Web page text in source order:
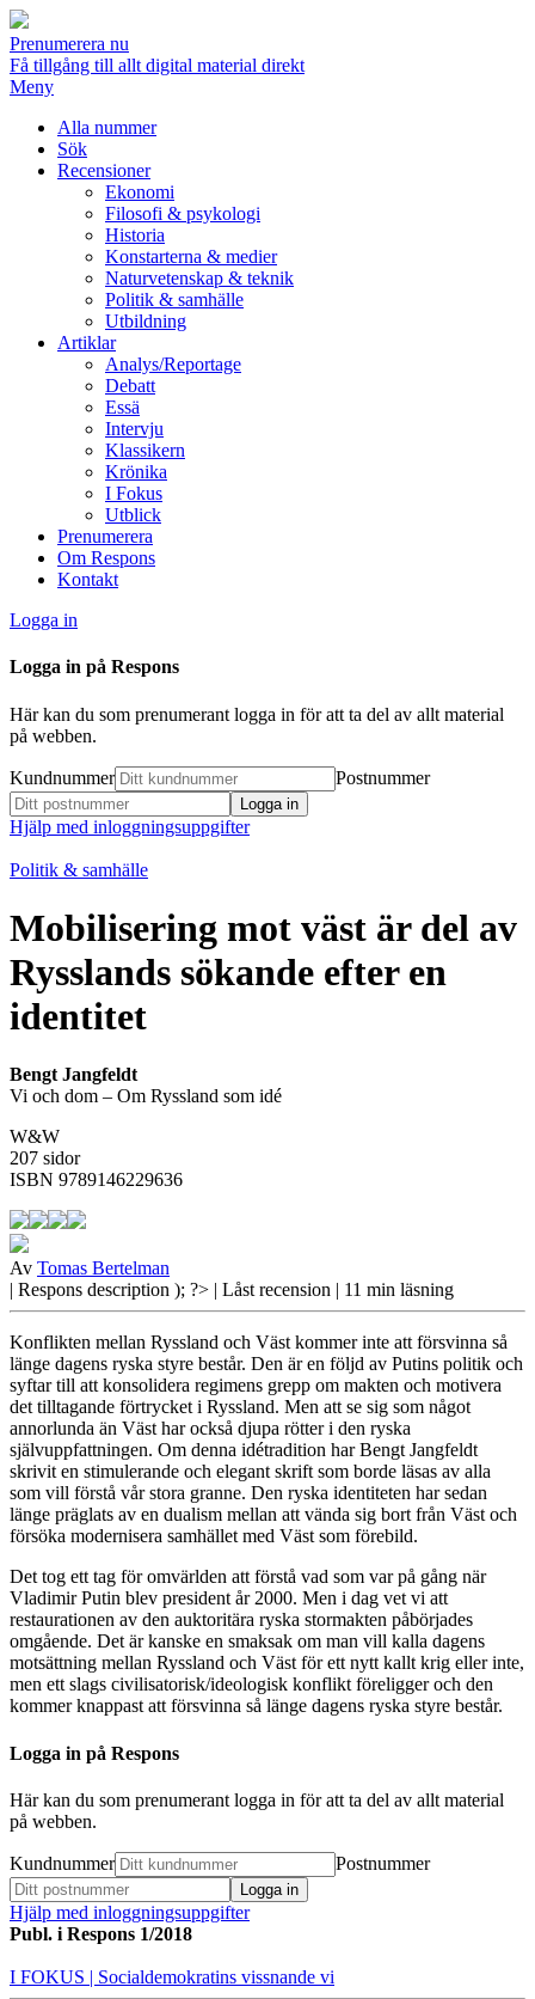
Prenumerera nu
Få tillgång till allt digital material direkt
Meny
Alla nummer
Sök
Recensioner
Ekonomi
Filosofi & psykologi
Historia
Konstarterna & medier
Naturvetenskap & teknik
Politik & samhälle
Utbildning
Artiklar
Analys/Reportage
Debatt
Essä
Intervju
Klassikern
Krönika
I Fokus
Utblick
Prenumerera
Om Respons
Kontakt
Logga in
Logga in på Respons
Här kan du som prenumerant logga in för att ta del av allt material
på webben.
Kundnummer Postnummer
Hjälp med inloggningsuppgifter
Politik & samhälle
Mobilisering mot väst är del av
Rysslands sökande efter en
identitet
Bengt Jangfeldt
Vi och dom – Om Ryssland som idé
W&W
207 sidor
ISBN 9789146229636
Av Tomas Bertelman
| Respons description ); ?> | Låst recension | 11 min läsning
Konflikten mellan Ryssland och Väst kommer inte att försvinna så
länge dagens ryska styre består. Den är en följd av Putins politik och
syftar till att konsolidera regimens grepp om makten och motivera
det tilltagande förtrycket i Ryssland. Men att se sig som något
annorlunda än Väst har också djupa rötter i den ryska
självuppfattningen. Om denna idétradition har Bengt Jangfeldt
skrivit en stimulerande och elegant skrift som borde läsas av alla
som vill förstå vår stora granne. Den ryska identiteten har sedan
länge präglats av en dualism mellan att vända sig bort från Väst och
försöka modernisera samhället med Väst som förebild.
Det tog etttag för omvärlden att förstå vad som var på gång när
Vladimir Putin blev president år 2000. Men i dag vet vi att
restaurationen av den auktoritära ryska stormakten påbörjades
omgående. Det är kanske en smaksak om man vill kalla dagens
motsättning mellan Ryssland och Väst för ett nytt kallt krig eller inte,
men ett slags civilisatorisk/ideologisk konflikt föreligger och den
kommer knappast att försvinna så länge dagens ryska styre består.
Logga in på Respons
Här kan du som prenumerant logga in för att ta del av allt material
på webben.
Kundnummer Postnummer
Hjälp med inloggningsuppgifter
Publ. i Respons 1/2018
I FOKUS | Socialdemokratins vissnande vi